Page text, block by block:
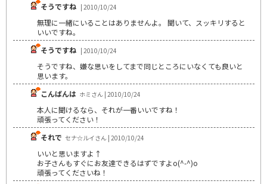
そうですね | 2010/10/24
無理に一緒にいることはありませんよ。 聞いて、スッキリすると
いいですね。
そうですね | 2010/10/24
そうですね、嫌な思いをしてまで同じところにいなくても良いと
思います。
こんばんは ホミさん | 2010/10/24
本人に聞けるなら、それが一番いいですね！
頑張ってください！
それで セナ☆ルイさん | 2010/10/24
いいと思いますよ↑
お子さんもすぐにお友達できるはずですよo(^-^)o
頑張ってくださいね！